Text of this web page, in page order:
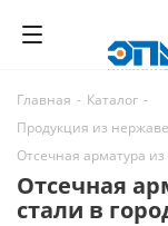
Главная - Каталог -
Продукция из
Отсечная арматура
Отсечная
стали в